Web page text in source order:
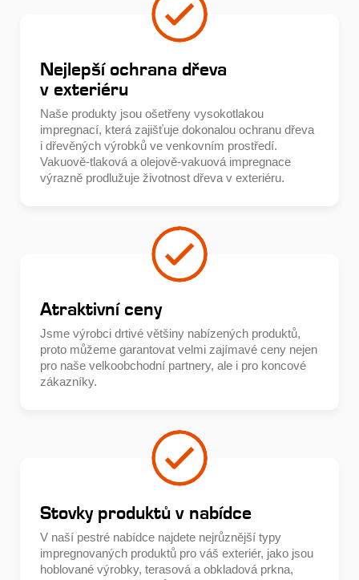
Nejlepší ochrana dřeva
v exteriéru
Naše produkty jsou ošetřeny vysokotlakou
impregnací, která zajišťuje dokonalou ochranu dřeva
i dřevěných výrobků ve venkovním prostředí.
Vakuově-tlaková a olejově-vakuová impregnace
výrazně prodlužuje životnost dřeva v exteriéru.
Atraktivní ceny
Jsme výrobci drtivé většiny nabízených produktů,
proto můžeme garantovat velmi zajímavé ceny nejen
pro naše velkoobchodní partnery, ale i pro koncové
zákazníky.
Stovky produktů v nabídce
V naší pestré nabídce najdete nejrůznější typy
impregnovaných produktů pro váš exteriér, jako jsou
hoblované výrobky, terasová a obkladová prkna,